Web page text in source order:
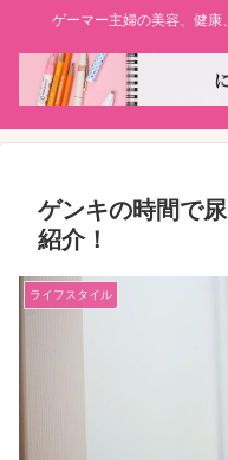
ゲーマー主婦の美容、健
ゲンキの時間で
紹介！
ライフスタイル